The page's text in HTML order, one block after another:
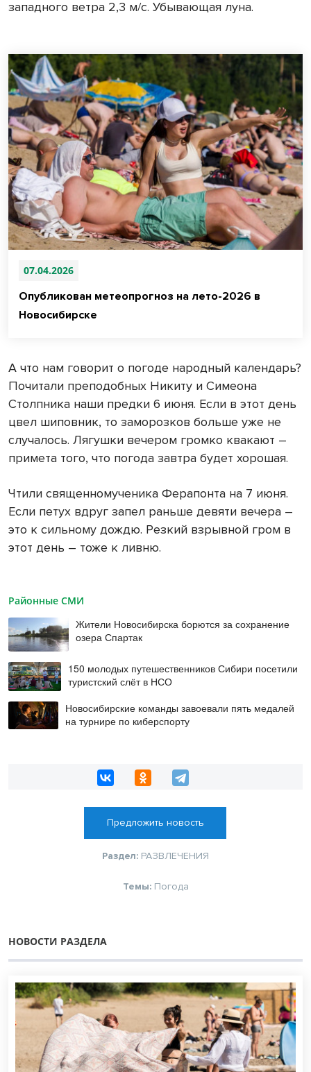
западного ветра 2,3 м/с. Убывающая луна.
07.04.2026
Опубликован метеопрогноз на лето-2026 в
Новосибирске
А что нам говорит о погоде народный календарь?
Почитали преподобных Никиту и Симеона
Столпника наши предки 6 июня. Если в этот день
цвел шиповник, то заморозков больше уже не
случалось. Лягушки вечером громко квакают –
примета того, что погода завтра будет хорошая.
Чтили священномученика Ферапонта на 7 июня.
Если петух вдруг запел раньше девяти вечера –
это к сильному дождю. Резкий взрывной гром в
этот день – тоже к ливню.
Районные СМИ
Жители Новосибирска борются за сохранение
озера Спартак
150 молодых путешественников Сибири посетили
туристский слёт в НСО
Новосибирские команды завоевали пять медалей
на турнире по киберспорту
Предложить новость
Раздел: РАЗВЛЕЧЕНИЯ
Темы: Погода
НОВОСТИ РАЗДЕЛА